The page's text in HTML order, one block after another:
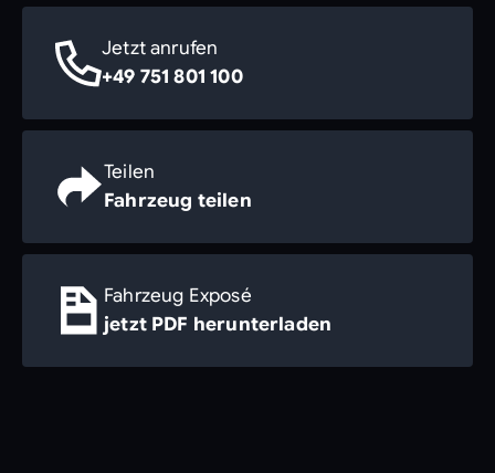
Jetzt anrufen
+49 751 801 100
Teilen
Fahrzeug teilen
Fahrzeug Exposé
jetzt PDF herunterladen